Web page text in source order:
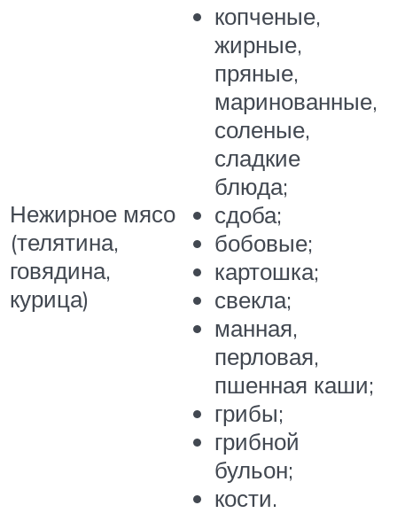
Нежирное мясо
(телятина,
говядина,
курица)
копченые,
жирные,
пряные,
маринованные,
соленые,
сладкие
блюда;
сдоба;
бобовые;
картошка;
свекла;
манная,
перловая,
пшенная каши;
грибы;
грибной
бульон;
кости.